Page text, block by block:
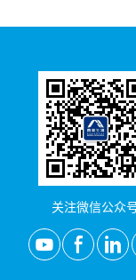
关注微信公众